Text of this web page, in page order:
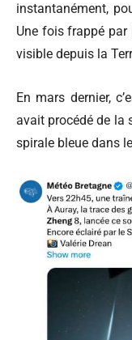
instantanément,
Une fois frappé
visible depuis la
En mars dernier,
avait procédé de la
spirale bleue dans